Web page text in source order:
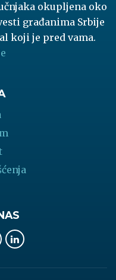
okupljena oko
građanima Srbije
koji je pred vama.